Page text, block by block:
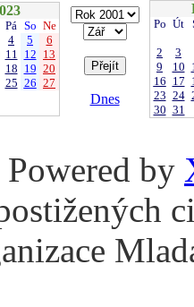
Pá So Ne
4 5
6
11 12 13
18 19 20
25 26 27
Dnes
Po Út
2
3
9
10
16 17
23 24
30 31
by